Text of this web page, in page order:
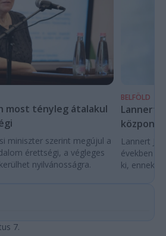
most tényleg átalakul
miniszter szerint megújul a
érettségi, a végleges
nyilvánosságra.
BELFÖLD
Lannert
Lannert
években
ki, ennek
7.